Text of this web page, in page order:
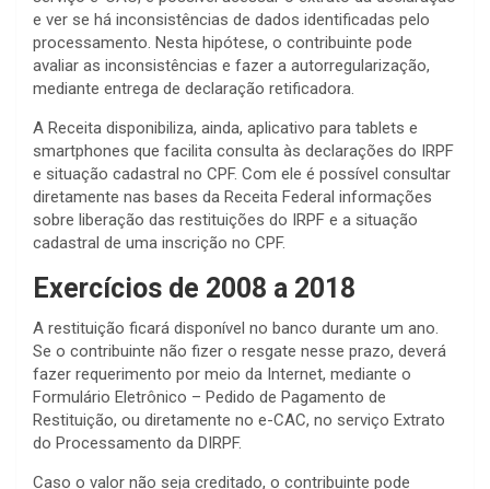
e ver se há inconsistências de dados identificadas pelo
processamento. Nesta hipótese, o contribuinte pode
avaliar as inconsistências e fazer a autorregularização,
mediante entrega de declaração retificadora.
A Receita disponibiliza, ainda, aplicativo para tablets e
smartphones que facilita consulta às declarações do IRPF
e situação cadastral no CPF. Com ele é possível consultar
diretamente nas bases da Receita Federal informações
sobre liberação das restituições do IRPF e a situação
cadastral de uma inscrição no CPF.
Exercícios de 2008 a 2018
A restituição ficará disponível no banco durante um ano.
Se o contribuinte não fizer o resgate nesse prazo, deverá
fazer requerimento por meio da Internet, mediante o
Formulário Eletrônico – Pedido de Pagamento de
Restituição, ou diretamente no e-CAC, no serviço Extrato
do Processamento da DIRPF.
Caso o valor não seja creditado, o contribuinte pode